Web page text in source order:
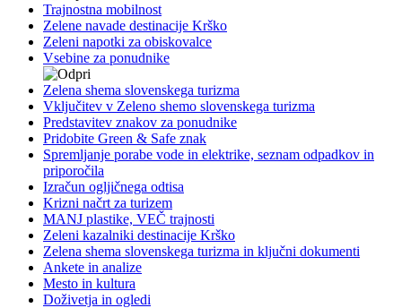
Trajnostna mobilnost
Zelene navade destinacije Krško
Zeleni napotki za obiskovalce
Vsebine za ponudnike
Zelena shema slovenskega turizma
Vključitev v Zeleno shemo slovenskega turizma
Predstavitev znakov za ponudnike
Pridobite Green & Safe znak
Spremljanje porabe vode in elektrike, seznam odpadkov in
priporočila
Izračun ogljičnega odtisa
Krizni načrt za turizem
MANJ plastike, VEČ trajnosti
Zeleni kazalniki destinacije Krško
Zelena shema slovenskega turizma in ključni dokumenti
Ankete in analize
Mesto in kultura
Doživetja in ogledi